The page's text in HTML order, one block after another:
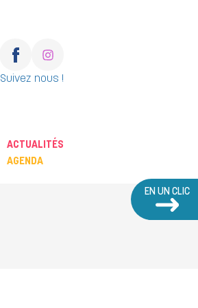
EN UN CLIC
Suivez nous !
ACTUALITÉS
AGENDA